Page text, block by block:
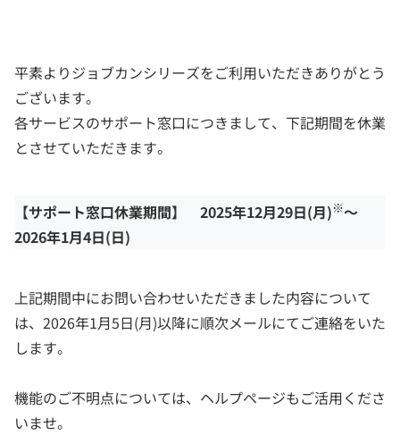
平素よりジョブカンシリーズをご利用いただきありがとう
ございます。
各サービスのサポート窓口につきまして、下記期間を休業
とさせていただきます。
【サポート窓口休業期間】 2025年12月29日(月)※～
2026年1月4日(日)
上記期間中にお問い合わせいただきました内容について
は、2026年1月5日(月)以降に順次メールにてご連絡をいた
します。
機能のご不明点については、ヘルプページもご活用くださ
いませ。